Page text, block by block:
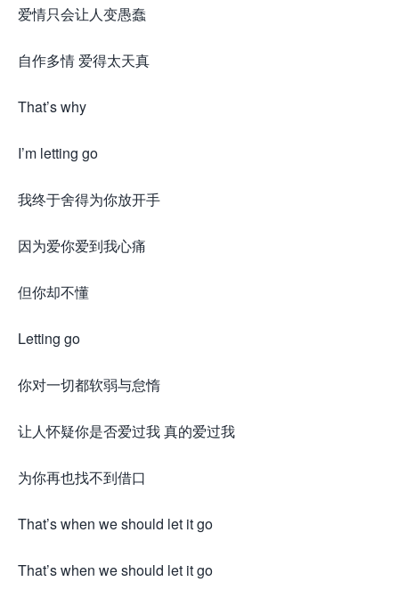
爱情只会让人变愚蠢
自作多情 爱得太天真
That’s why
I’m letting go
我终于舍得为你放开手
因为爱你爱到我心痛
但你却不懂
Letting go
你对一切都软弱与怠惰
让人怀疑你是否爱过我 真的爱过我
为你再也找不到借口
That’s when we should let it go
That’s when we should let it go